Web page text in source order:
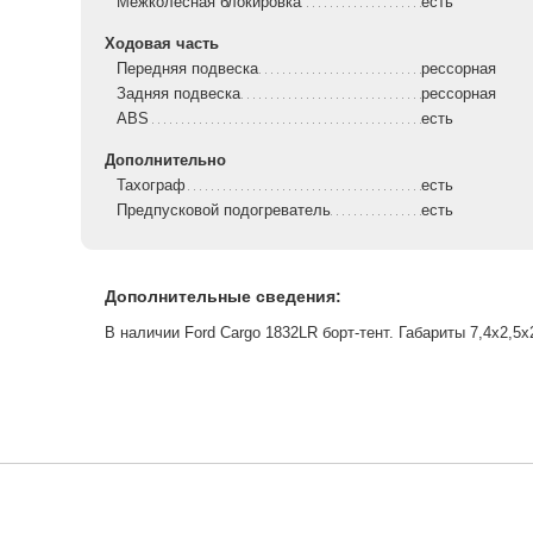
Ходовая часть
Передняя подвеска
рессорная
Задняя подвеска
рессорная
ABS
есть
Дополнительно
Тахограф
есть
Предпусковой подогреватель
есть
Дополнительные сведения:
В наличии Ford Cargo 1832LR борт-тент. Габариты